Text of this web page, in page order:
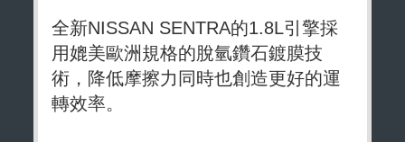
全新NISSAN SENTRA的1.8L引擎採
用媲美歐洲規格的脫氫鑽石鍍膜技
術，降低摩擦力同時也創造更好的運
轉效率。